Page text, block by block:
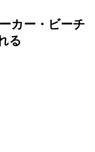
カー・ビーチ
る